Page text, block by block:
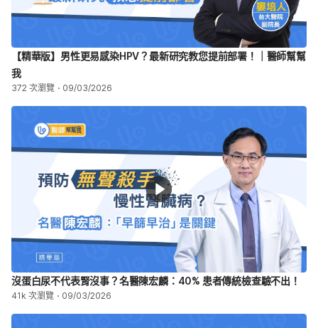
【精華版】男性更易感染HPV？最新研究教您提前部署！｜醫師幫幫
我
372 次瀏覽 09/03/2026
沒蛋白尿不代表腎沒事？名醫陳宏麟：40% 患者傳統檢查驗不出！
41k 次瀏覽 09/03/2026